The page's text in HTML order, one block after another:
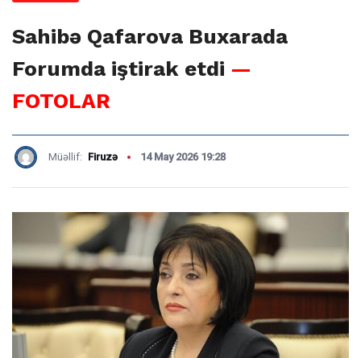
Sahibə Qafarova Buxarada
Forumda iştirak etdi —
FOTOLAR
Müəllif: Firuzə 14 May 2026 19:28